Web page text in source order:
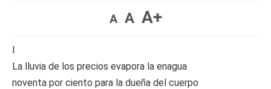
A A A+
I
La lluvia de los precios evapora la enagua
noventa por ciento para la dueña del cuerpo